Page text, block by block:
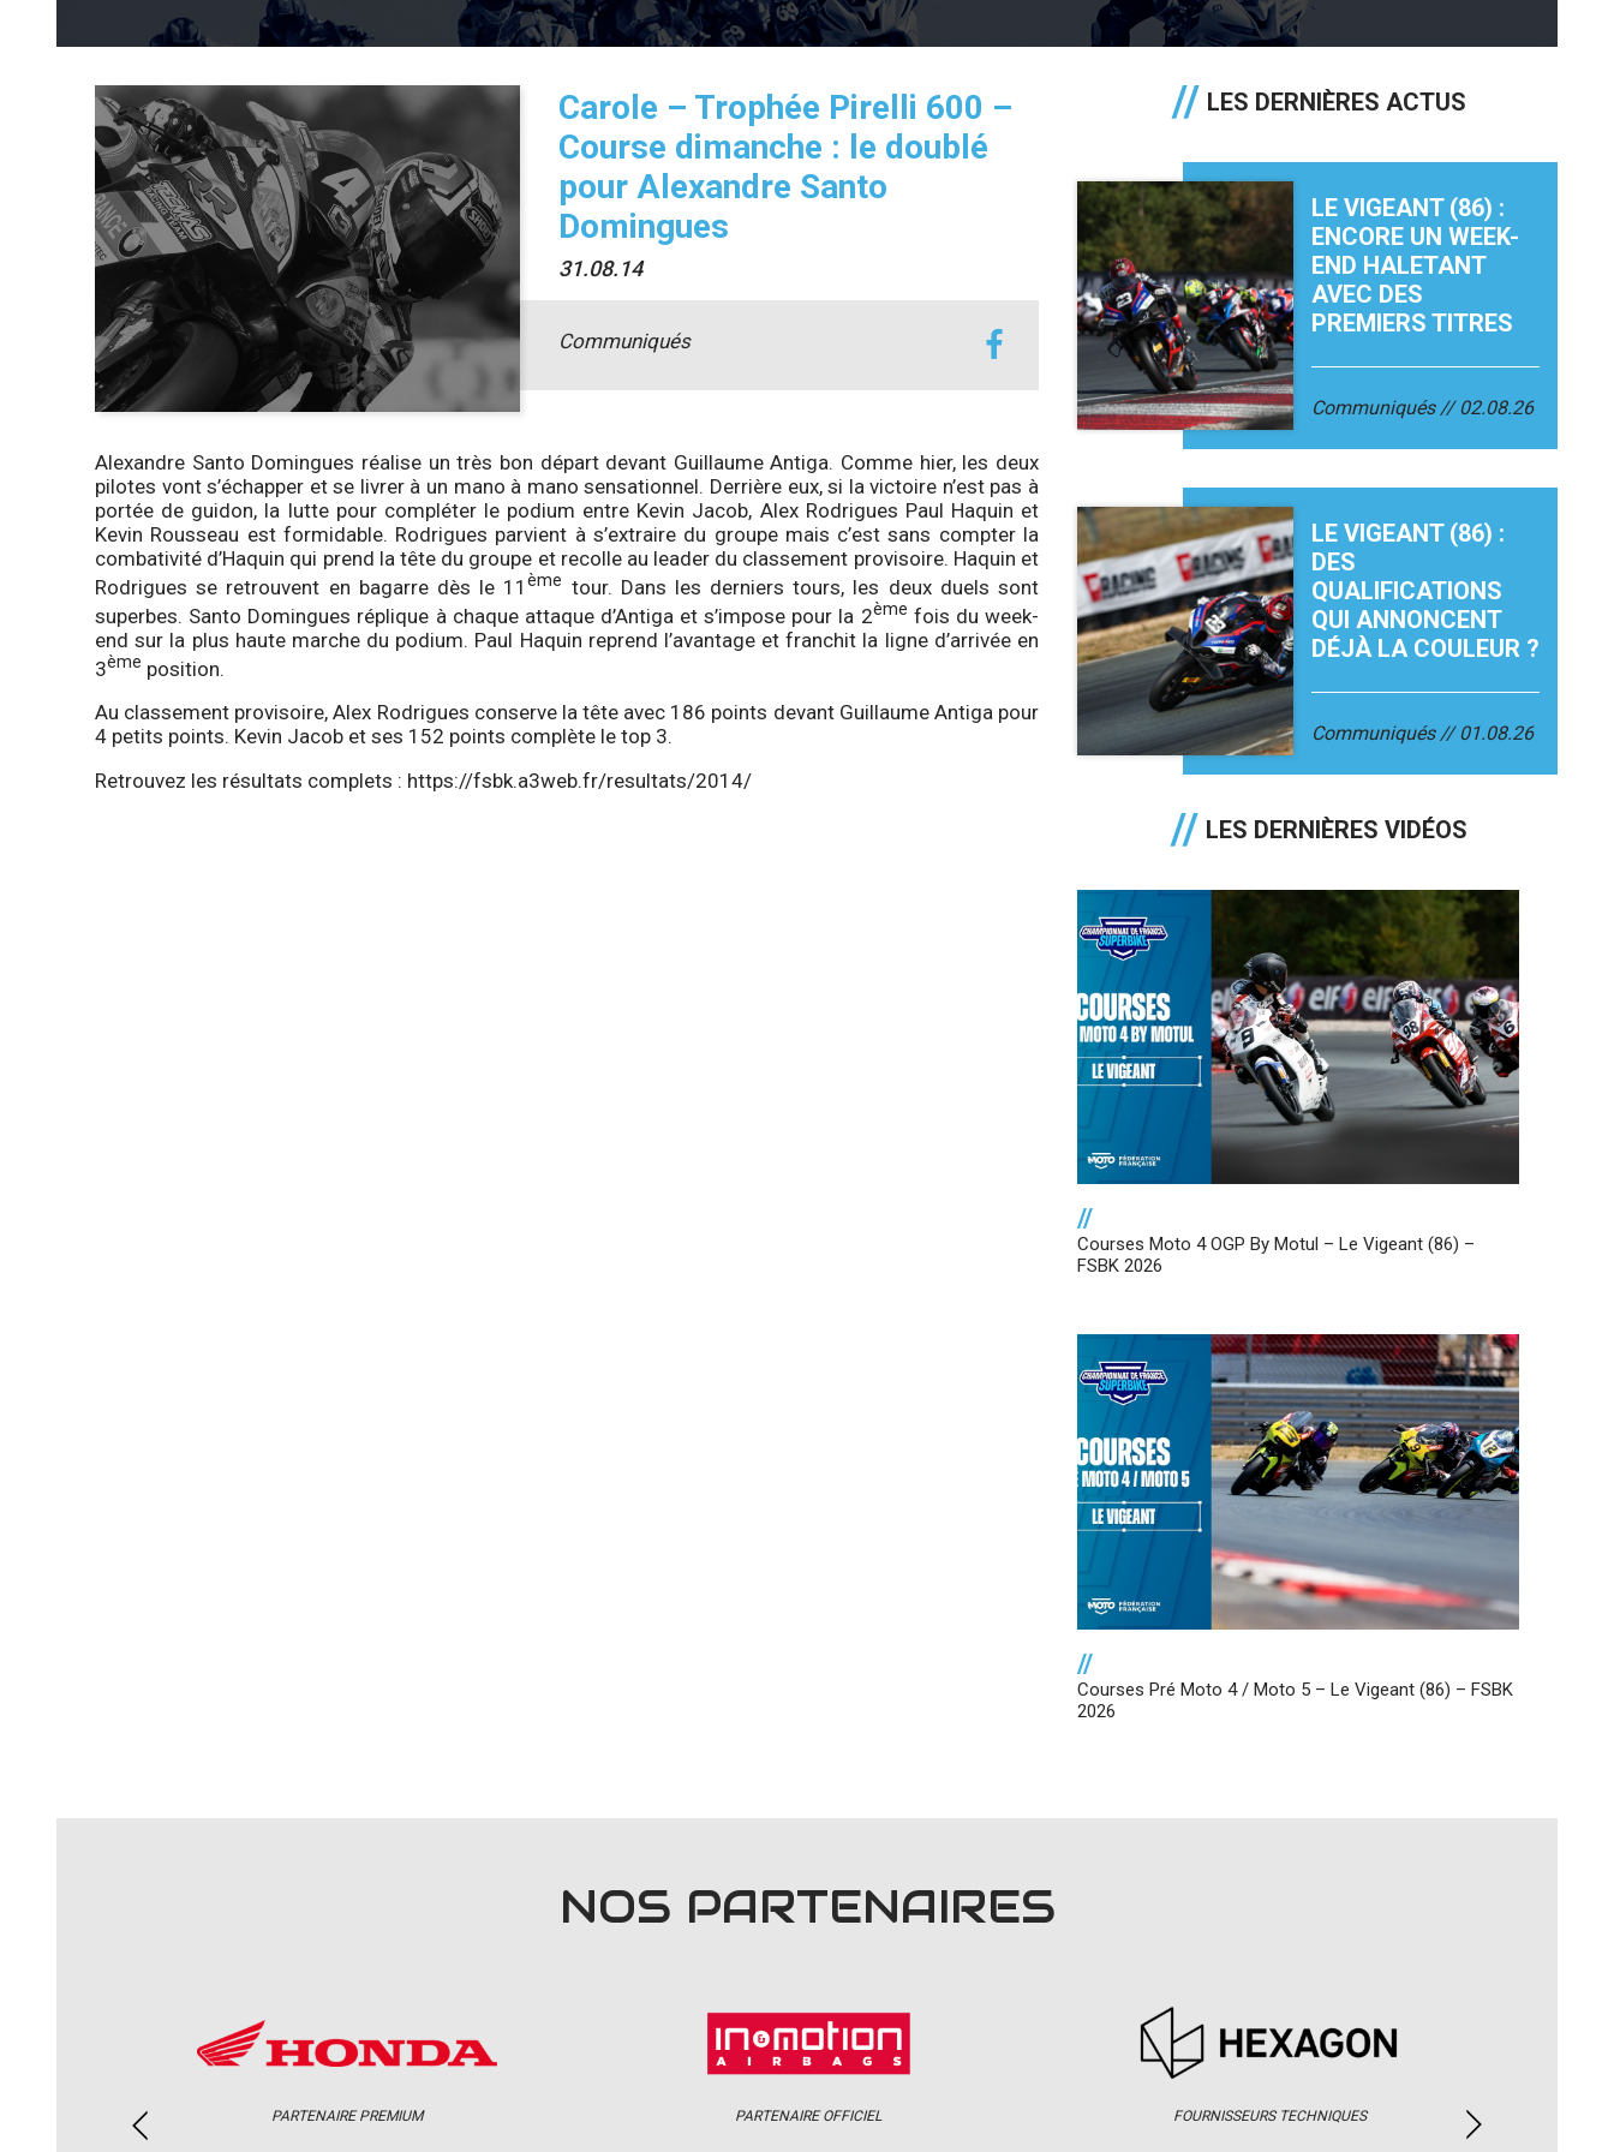
Carole – Trophée Pirelli 600 –
Course dimanche : le doublé
pour Alexandre Santo
Domingues
31.08.14
Communiqués
Alexandre Santo Domingues réalise un très bon départ devant Guillaume Antiga. Comme hier, les deux
pilotes vont s’échapper et se livrer à un mano à mano sensationnel. Derrière eux, si la victoire n’est pas à
portée de guidon, la lutte pour compléter le podium entre Kevin Jacob, Alex Rodrigues Paul Haquin et
Kevin Rousseau est formidable. Rodrigues parvient à s’extraire du groupe mais c’est sans compter la
combativité d’Haquin qui prend la tête du groupe et recolle au leader du classement provisoire. Haquin et
Rodrigues se retrouvent en bagarre dès le 11ème tour. Dans les derniers tours, les deux duels sont
superbes. Santo Domingues réplique à chaque attaque d’Antiga et s’impose pour la 2ème fois du week-
end sur la plus haute marche du podium. Paul Haquin reprend l’avantage et franchit la ligne d’arrivée en
3ème position.
Au classement provisoire, Alex Rodrigues conserve la tête avec 186 points devant Guillaume Antiga pour
4 petits points. Kevin Jacob et ses 152 points complète le top 3.
Retrouvez les résultats complets : https://fsbk.a3web.fr/resultats/2014/
LES DERNIÈRES ACTUS
LE VIGEANT (86) :
ENCORE UN WEEK-
END HALETANT
AVEC DES
PREMIERS TITRES
Communiqués 02.08.26
LE VIGEANT (86) :
DES
QUALIFICATIONS
QUI ANNONCENT
DÉJÀ LA COULEUR ?
Communiqués 01.08.26
LES DERNIÈRES VIDÉOS
//
Courses Moto 4 OGP By Motul – Le Vigeant (86) –
FSBK 2026
//
Courses Pré Moto 4 / Moto 5 – Le Vigeant (86) – FSBK
2026
NOS PARTENAIRES
PARTENAIRE PREMIUM PARTENAIRE OFFICIEL FOURNISSEURS TECHNIQUES